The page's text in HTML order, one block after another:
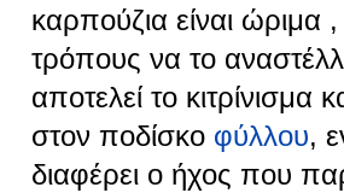
καρπούζια είναι ώριμα
τρόπους να το
αποτελεί το κιτρίνισμα
στον ποδίσκο φύλλου,
διαφέρει ο ήχος που